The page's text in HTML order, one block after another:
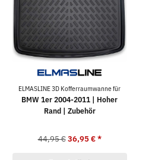
ELMASLINE 3D Kofferraumwanne für
BMW 1er 2004-2011 | Hoher
Rand | Zubehör
44,95 € 36,95 €*